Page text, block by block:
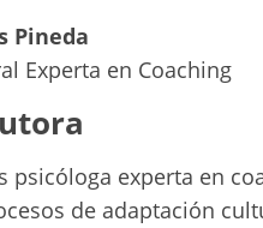
Pineda
Experta en Coaching
psicóloga experta en
de adaptación